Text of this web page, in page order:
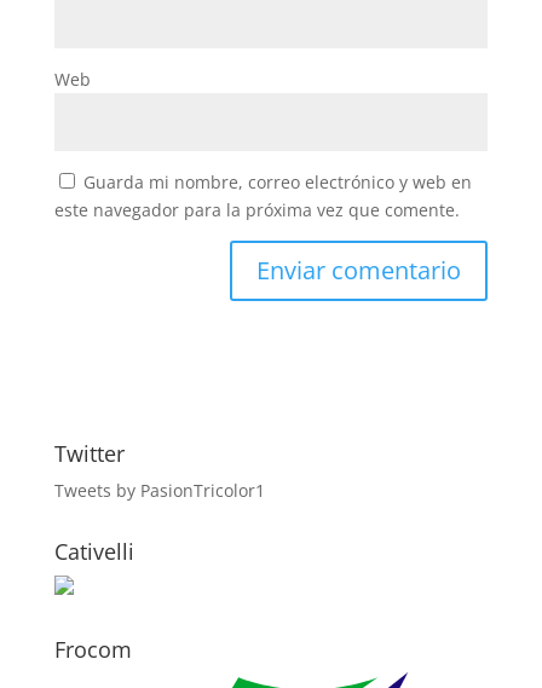
Web
Guarda mi nombre, correo electrónico y web en
este navegador para la próxima vez que comente.
Twitter
Tweets by PasionTricolor1
Cativelli
Frocom